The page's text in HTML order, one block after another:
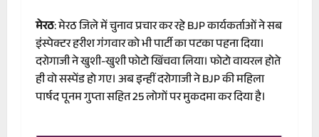
मेरठ: मेरठ जिले में चुनाव प्रचार कर रहे BJP कार्यकर्ताओं ने सब
इंस्पेक्टर हरीश गंगवार को भी पार्टी का पटका पहना दिया।
दरोगाजी ने खुशी-खुशी फोटो खिंचवा लिया। फोटो वायरल होते
ही वो सस्पेंड हो गए। अब इन्हीं दरोगाजी ने BJP की महिला
पार्षद पूनम गुप्ता सहित 25 लोगों पर मुकदमा कर दिया है।